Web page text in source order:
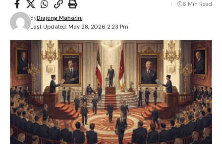
Last Updated: May 28, 2026 2:23 Pm
ByDiajeng Maharini
6 Min Read